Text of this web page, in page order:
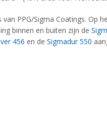
PPG/Sigma Coatings. Op
binnen en buiten zijn de
456 en de Sigmadur 550